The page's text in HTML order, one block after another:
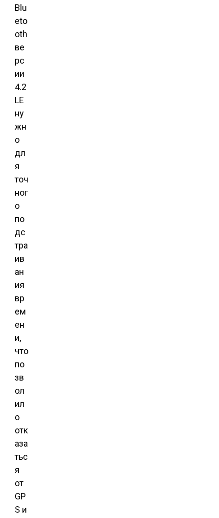
Blu
eto
oth
ве
рс
ии
4.2
LE
ну
жн
о
дл
я
точ
ног
о
по
дс
тра
ив
ан
ия
вр
ем
ен
и,
что
по
зв
ол
ил
о
отк
аза
тьс
я
от
GP
S и